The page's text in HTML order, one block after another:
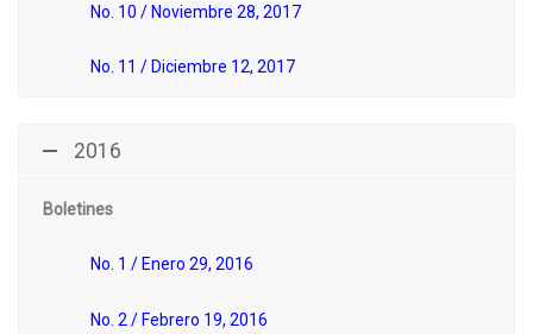
No. 10 / Noviembre 28, 2017
No. 11 / Diciembre 12, 2017
2016
Boletines
No. 1 / Enero 29, 2016
No. 2 / Febrero 19, 2016